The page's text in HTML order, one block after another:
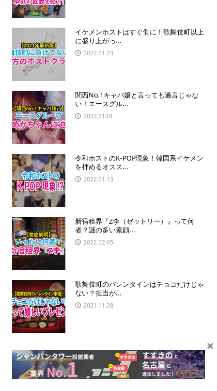
イケメンホストはすぐ側に！歌舞伎町以上
に盛り上がっ...
2022.01.23
関西No.1キャバ嬢と言っても過言じゃな
い！エースグル...
2022.01.01
令和ホストのK-POP現象！韓国系イケメン
を拝めるオスス...
2022.01.13
新宿租界『Z李（ゼットリー）』って何
者？謎の多い素顔...
2022.02.05
歌舞伎町のバレンタインはチョコだけじゃ
ない？担当が...
2021.11.28
上は１億円以...
2021.11.15
×